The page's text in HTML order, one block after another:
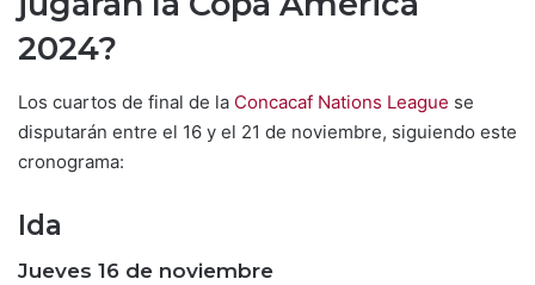
2024?
Los cuartos de final de la Concacaf Nations League se
disputarán entre el 16 y el 21 de noviembre, siguiendo este
cronograma:
Ida
Jueves 16 de noviembre